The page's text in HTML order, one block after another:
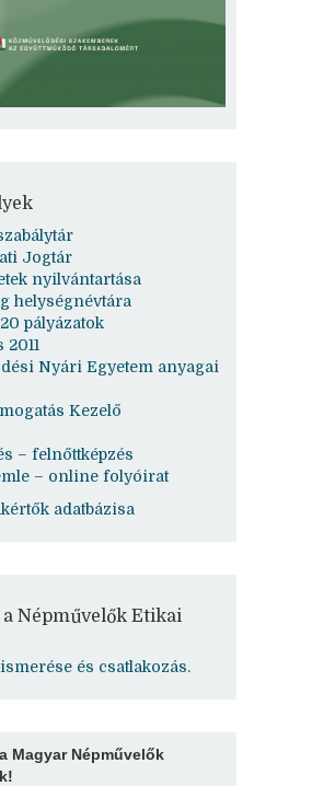
Jogtár
nyilvántartása
helységnévtára
pályázatok
Nyári Egyetem anyagai
Kezelő
– felnőttképzés
– online folyóirat
adatbázisa
a Népművelők Etikai
és csatlakozás.
Magyar Népművelők